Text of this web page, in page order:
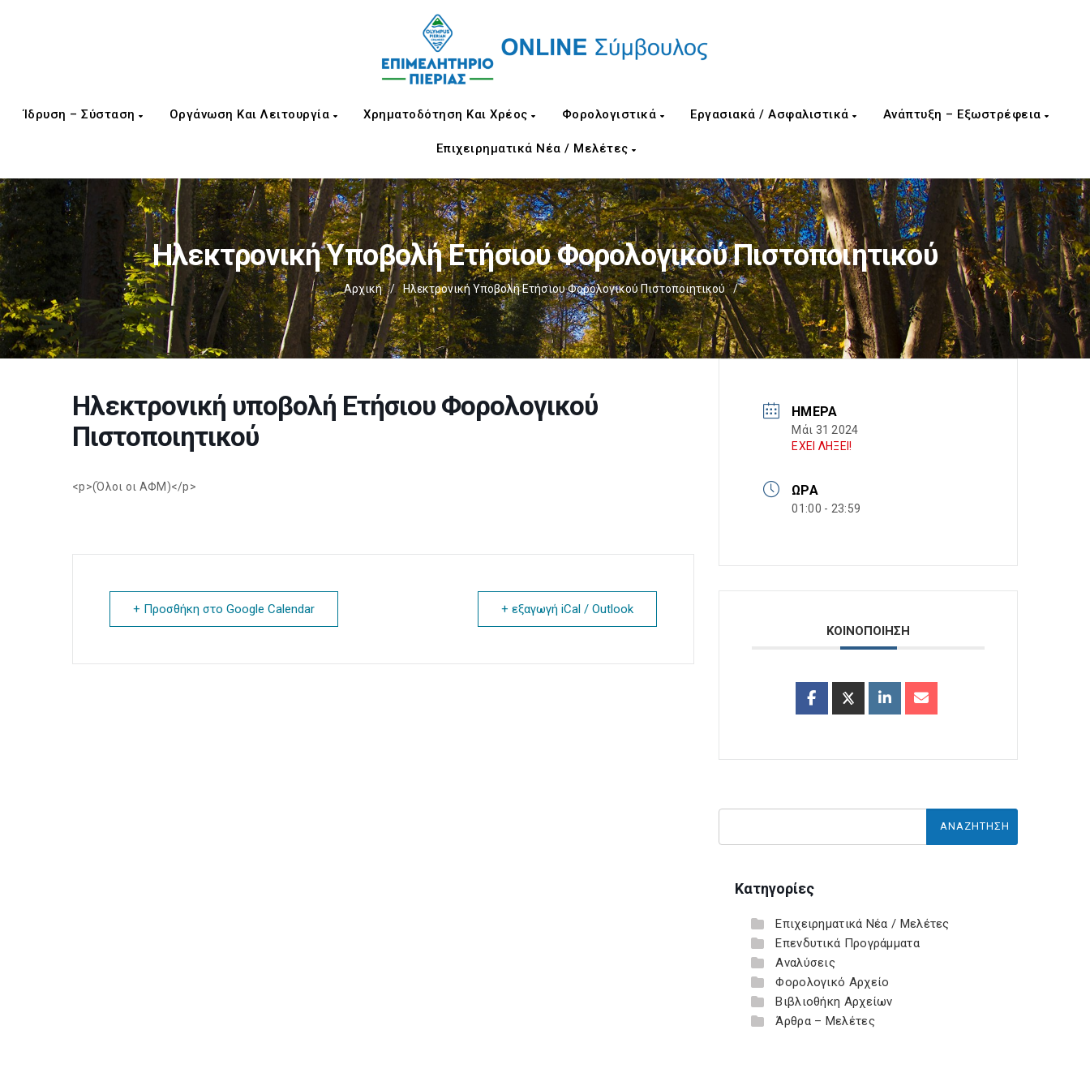
Ίδρυση – Σύσταση Οργάνωση Και Λειτουργία Χρηματοδότηση Και Χρέος Φορολογιστικά Εργασιακά / Ασφαλιστικά Ανάπτυξη – Εξωστρέφεια
Επιχειρηματικά Νέα / Μελέτες
Ηλεκτρονική Υποβολή Ετήσιου Φορολογικού Πιστοποιητικού
Αρχική / Ηλεκτρονική Υποβολή Ετήσιου Φορολογικού Πιστοποιητικού /
Ηλεκτρονική υποβολή Ετήσιου Φορολογικού
Πιστοποιητικού
<p>(Όλοι οι ΑΦΜ)</p>
+ Προσθήκη στο Google Calendar + εξαγωγή iCal / Outlook
ΗΜΈΡΑ
Μάι 31 2024
ΕΧΕΙ ΛΗΞΕΙ!
ΏΡΑ
01:00 - 23:59
ΚΟΙΝΟΠΟΙΗΣΗ
Κατηγορίες
Επιχειρηματικά Νέα / Μελέτες
Επενδυτικά Προγράμματα
Αναλύσεις
Φορολογικό Αρχείο
Βιβλιοθήκη Αρχείων
Άρθρα – Μελέτες